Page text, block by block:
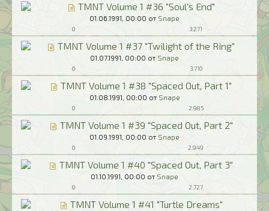
TMNT Volume 1 #36 "Soul's End"
01.06.1991, 00:00 от Snape
0 3.271
TMNT Volume 1 #37 "Twilight of the Ring"
01.07.1991, 00:00 от Snape
0 3.710
TMNT Volume 1 #38 "Spaced Out, Part 1"
01.08.1991, 00:00 от Snape
0 2.985
TMNT Volume 1 #39 "Spaced Out, Part 2"
01.09.1991, 00:00 от Snape
0 2.949
TMNT Volume 1 #40 "Spaced Out, Part 3"
01.10.1991, 00:00 от Snape
0 2.727
TMNT Volume 1 #41 "Turtle Dreams"